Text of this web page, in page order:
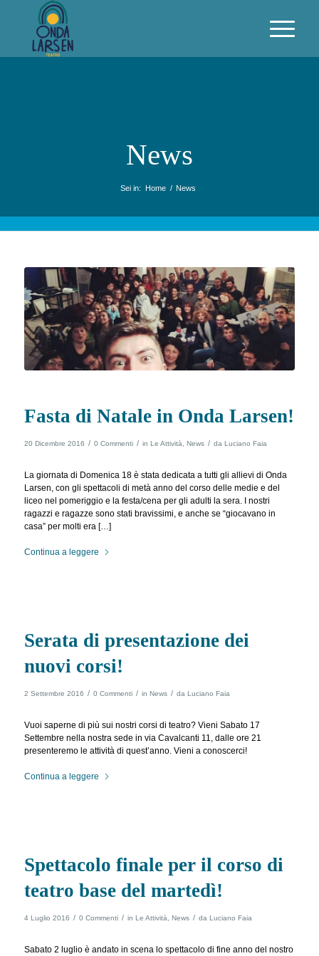
News
Sei in: Home / News
Fasta di Natale in Onda Larsen!
20 Dicembre 2016 / 0 Commenti / in Le Attività News / da Luciano Faia
La giornata di Domenica 18 è stata dedicata a tutti gli allievi di Onda
Larsen, con gli spettacoli di metà anno del corso delle medie e del
liceo nel pomeriggio e la festa/cena per gli adulti la sera. I nostri
ragazzi e ragazze sono stati bravissimi, e anche se “giocavano in
casa” per molti era […]
Continua a leggere
Serata di presentazione dei
nuovi corsi!
2 Settembre 2016 / 0 Commenti / in News / da Luciano Faia
Vuoi saperne di più sui nostri corsi di teatro? Vieni Sabato 17
Settembre nella nostra sede in via Cavalcanti 11, dalle ore 21
presenteremo le attività di quest’anno. Vieni a conoscerci!
Continua a leggere
Spettacolo finale per il corso di
teatro base del martedì!
4 Luglio 2016 / 0 Commenti / in Le Attività News / da Luciano Faia
Sabato 2 luglio è andato in scena lo spettacolo di fine anno del nostro